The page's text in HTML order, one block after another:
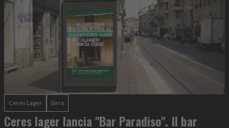
Ceres Lager birra
Ceres lager lancia "Bar Paradiso". Il bar